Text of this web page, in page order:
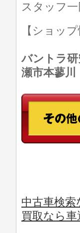
スタッフ
【ショッ
バントラ
瀬市本蓼川
中古車検
買取なら